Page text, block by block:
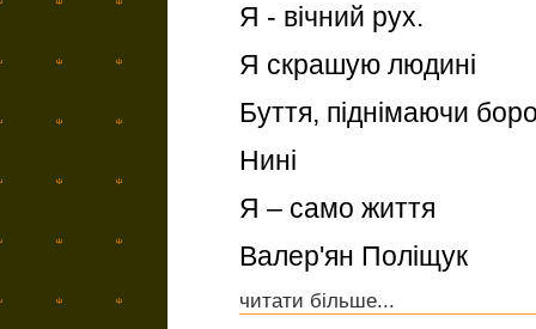
Я - вічний рух.
Я скрашую людині
Буття, піднімаючи
Нині
Я – само життя
Валер'ян Поліщук
читати більше...